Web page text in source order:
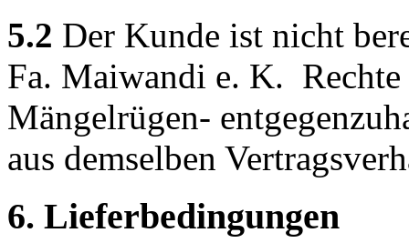
5.2 Der Kunde ist nicht
Fa. Maiwandi e. K.
Mängelrügen-
aus demselben
6. Lieferbedingungen